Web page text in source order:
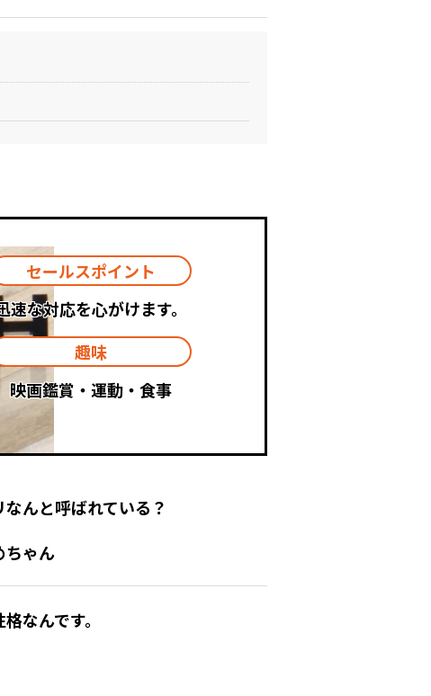
セールスポイント
速な対応を心がけます。
趣味
映画鑑賞・運動・食事
んと呼ばれている？
ちゃん
なんです。